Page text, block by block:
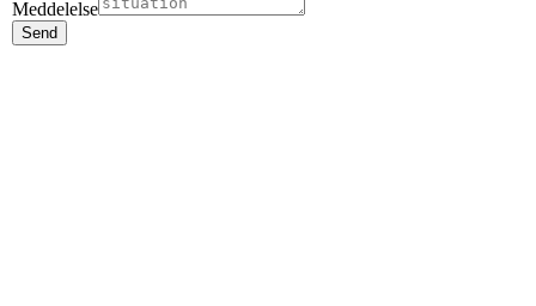
Meddelelse
Send